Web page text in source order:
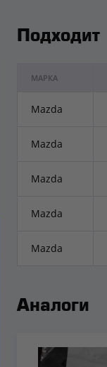
Подходит
МАРКА
Mazda
Mazda
Mazda
Mazda
Mazda
Аналоги